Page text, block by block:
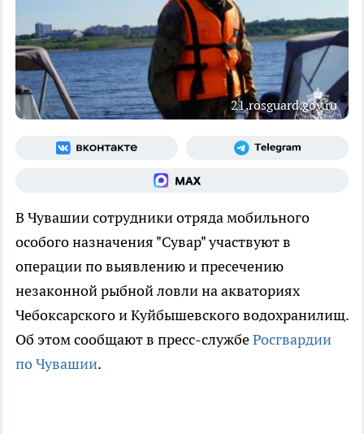
21.rosguard.gov.ru
В Чувашии сотрудники отряда мобильного
особого назначения "Сувар" участвуют в
операции по выявлению и пресечению
незаконной рыбной ловли на акваториях
Чебоксарского и Куйбышевского водохранилищ.
Об этом сообщают в пресс-службеРосгвардии
по Чувашии.